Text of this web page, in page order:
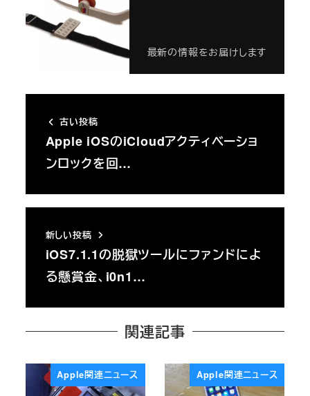
最新の情報をお届けします
古い投稿
Apple iOSのiCloudアクティベーショ
ンロックを回…
新しい投稿
iOS7.1.1の脱獄ツールにファンドによ
る懸賞金、i0n1…
関連記事
Apple関連ニュース Apple関連ニュース